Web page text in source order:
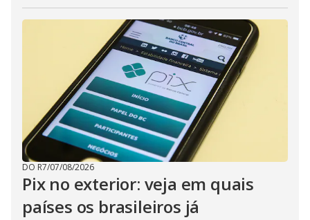
DO R7/07/08/2026
Pix no exterior: veja em quais
países os brasileiros já